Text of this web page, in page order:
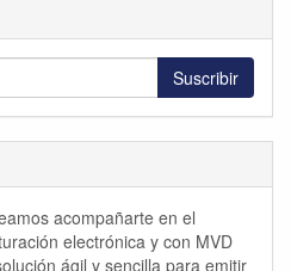
Suscribir
acompañarte en el
electrónica y con MVD
ágil y sencilla para emitir